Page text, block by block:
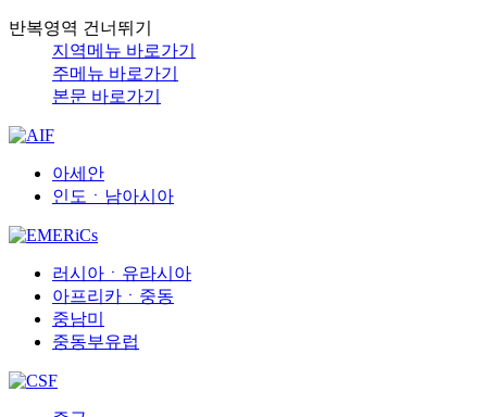
반복영역 건너뛰기
지역메뉴 바로가기
주메뉴 바로가기
본문 바로가기
아세안
인도ㆍ남아시아
러시아ㆍ유라시아
아프리카ㆍ중동
중남미
중동부유럽